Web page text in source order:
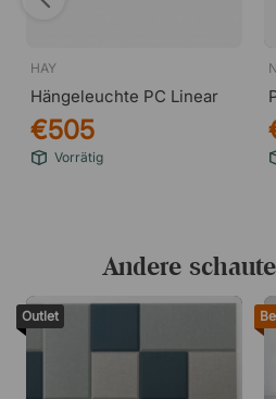
HAY
Hängeleuchte PC Linear
€505
Vorrätig
Andere
Outlet